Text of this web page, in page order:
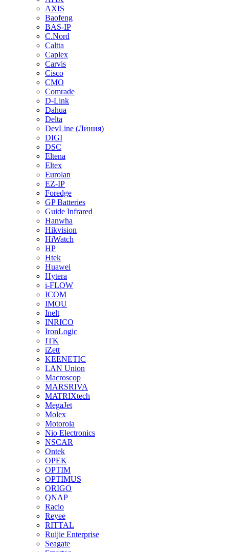
AXIS
Baofeng
BAS-IP
C.Nord
Caltta
Caplex
Carvis
Cisco
CMO
Comrade
D-Link
Dahua
Delta
DevLine (Линия)
DIGI
DSC
Eltena
Eltex
Eurolan
EZ-IP
Foredge
GP Batteries
Guide Infrared
Hanwha
Hikvision
HiWatch
HP
Htek
Huawei
Hytera
i-FLOW
ICOM
IMOU
Inelt
INRICO
IronLogic
ITK
iZett
KEENETIC
LAN Union
Macroscop
MARSRIVA
MATRIXtech
MegaJet
Molex
Motorola
Nio Electronics
NSCAR
Ontek
OPEK
OPTIM
OPTIMUS
ORIGO
QNAP
Racio
Reyee
RITTAL
Ruijie Enterprise
Seagate